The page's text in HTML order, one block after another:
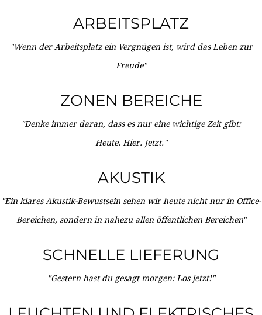
ARBEITSPLATZ
"Wenn der Arbeitsplatz ein Vergnügen ist, wird das Leben zur
Freude"
ZONEN BEREICHE
"Denke immer daran, dass es nur eine wichtige Zeit gibt:
Heute. Hier. Jetzt."
AKUSTIK
"Ein klares Akustik-Bewustsein sehen wir heute nicht nur in Office-
Bereichen, sondern in nahezu allen öffentlichen Bereichen"
SCHNELLE LIEFERUNG
"Gestern hast du gesagt morgen: Los jetzt!"